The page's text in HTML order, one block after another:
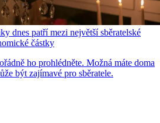
dnes patří mezi největší sběratelské
částky
ho prohlédněte. Možná máte doma
být zajímavé pro sběratele.